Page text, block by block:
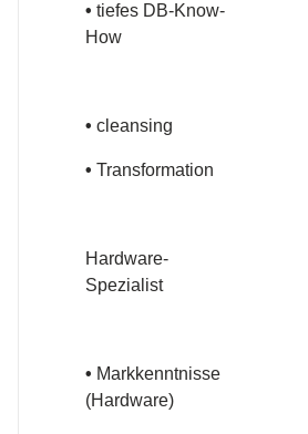
• tiefes DB-Know-
How
• cleansing
• Transformation
Hardware-
Spezialist
• Markkenntnisse
(Hardware)